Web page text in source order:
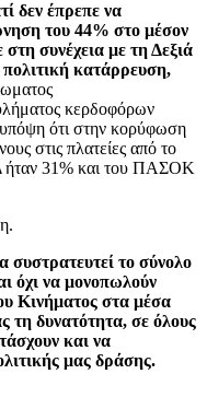
δεν έπρεπε να
του 44% στο μέσον
στη συνέχεια με τη Δεξιά
κατάρρευση,
κερδοφόρων
ότι στην κορύφωση
στις πλατείες από το
ήταν 31% και του ΠΑΣΟΚ
συστρατευτεί το σύνολο
όχι να μονοπωλούν
Κινήματος στα μέσα
τη δυνατότητα, σε όλους
και να
μας δράσης.